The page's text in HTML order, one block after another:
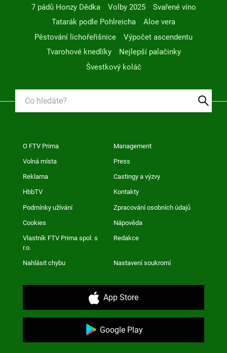
7 pádů Honzy Dědka
Volby 2025
Svařené víno
Tatarák podle Pohlreicha
Aloe vera
Pěstování lichořeřišnice
Výpočet ascendentu
Tvarohové knedlíky
Nejlepší palačinky
Švestkový koláč
O FTV Prima Management
Volná místa Press
Reklama Castingy a výzvy
HbbTV Kontakty
Podmínky užívání Zpracování osobních údajů
Cookies Nápověda
Vlastník FTV Prima spol. s
r.o.
Redakce
Nahlásit chybu Nastavení soukromí
App Store
Google Play